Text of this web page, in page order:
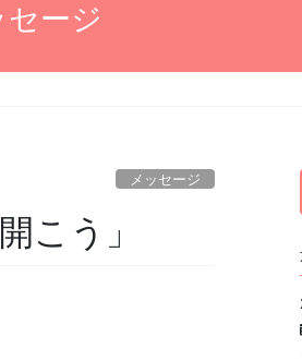
セージ
メッセージ
こう」